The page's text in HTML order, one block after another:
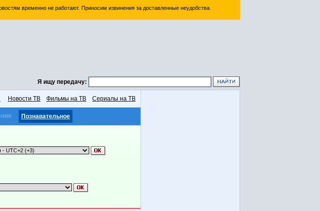
временно не работают. Приносим извинения за доставленные неудобства.
Я ищу передачу:
Новости ТВ Фильмы на ТВ Сериалы на ТВ
Познавательное